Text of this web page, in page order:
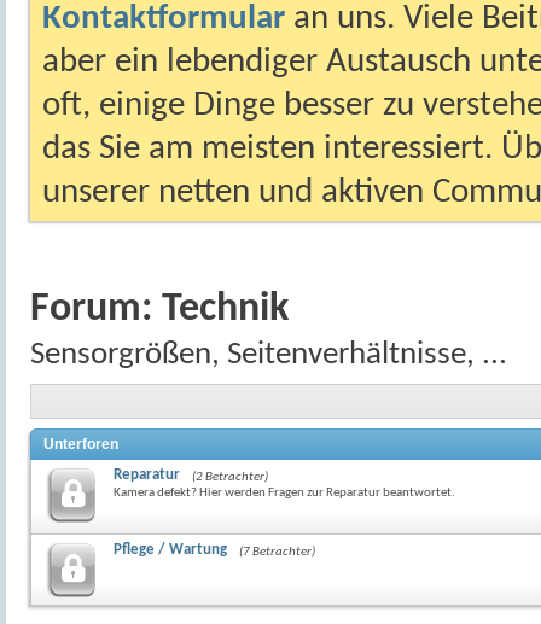
Kontaktformular an uns. Viele
aber ein lebendiger Austausch
oft, einige Dinge besser zu
das Sie am meisten interessiert.
unserer netten und aktiven
Forum: Technik
Sensorgrößen, Seitenverhältnisse, ...
Unterforen
Reparatur
(2 Betrachter)
Kamera defekt? Hier werden Fragen zur Reparatur beantwortet.
Pflege / Wartung (7 Betrachter)